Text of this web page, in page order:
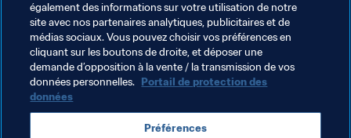
Chaque billet comportera un code-barres unique qui
sera vérifié et scanné aux portes du stade. Aucun billet
ne sera vendu au stade.
Thèmes en lien
également des informations sur votre utilisation de notre
site avec nos partenaires analytiques, publicitaires et de
médias sociaux. Vous pouvez choisir vos préférences en
cliquant sur les boutons de droite, et déposer une
demande d’opposition à la vente / la transmission de vos
données personnelles. Portail de protection des
données
Préférences